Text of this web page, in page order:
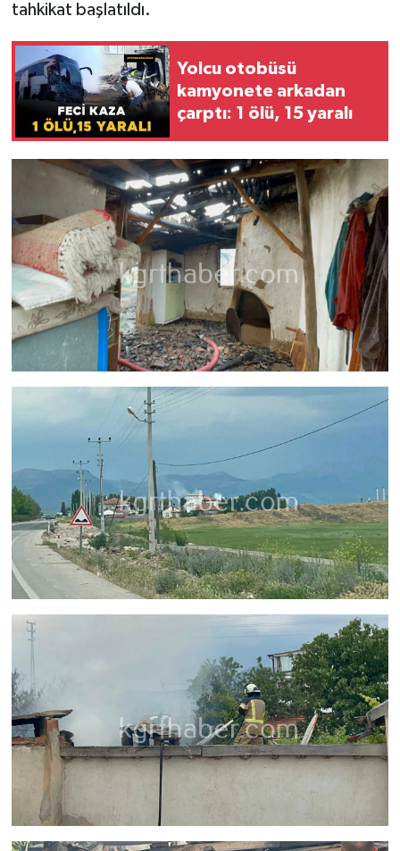
tahkikat başlatıldı.
Yolcu otobüsü
kamyonete arkadan
çarptı: 1 ölü, 15 yaralı